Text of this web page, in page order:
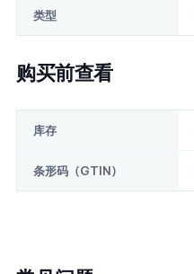
类型
购买前查看
库存
条形码（GTIN）